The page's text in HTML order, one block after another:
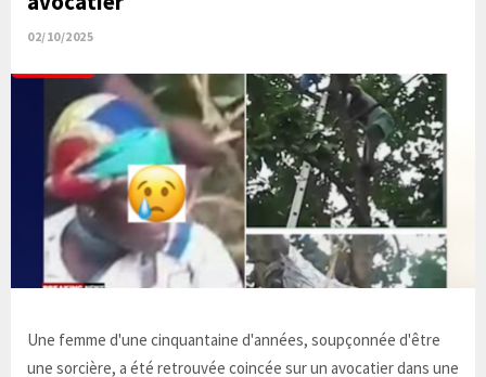
02/10/2025
Une femme d'une cinquantaine d'années, soupçonnée d'être
une sorcière, a été retrouvée coincée sur un avocatier dans une